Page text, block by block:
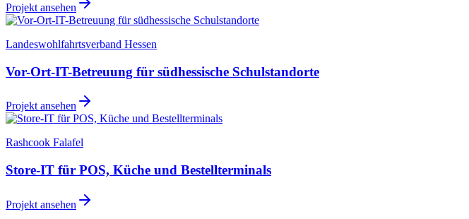
Projekt ansehen
Landeswohlfahrtsverband Hessen
Vor-Ort-IT-Betreuung für südhessische Schulstandorte
Projekt ansehen
Rashcook Falafel
Store-IT für POS, Küche und Bestellterminals
Projekt ansehen